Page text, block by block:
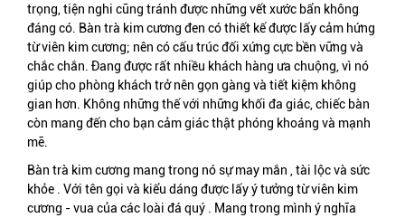
trọng, tiện nghi cũng tránh được những vết xước bẩn không
đáng có. Bàn trà kim cương đen có thiết kế được lấy cảm hứng
từ viên kim cương; nên có cấu trúc đối xứng cực bền vững và
chắc chắn. Đang được rất nhiều khách hàng ưa chuộng, vì nó
giúp cho phòng khách trở nên gọn gàng và tiết kiệm không
gian hơn. Không những thế với những khối đa giác, chiếc bàn
còn mang đến cho bạn cảm giác thật phóng khoáng và mạnh
mẽ.
Bàn trà kim cương mang trong nó sự may mắn , tài lộc và sức
khỏe . Với tên gọi và kiểu dáng được lấy ý tưởng từ viên kim
cương - vua của các loài đá quý . Mang trong mình ý nghĩa